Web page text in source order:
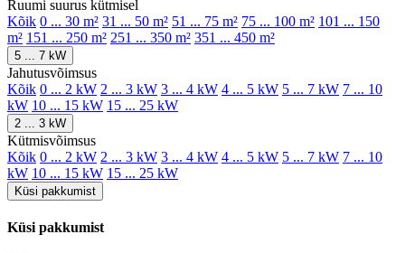
Ruumi suurus kütmisel
Kõik 0 ... 30 m² 31 ... 50 m² 51 ... 75 m² 75 ... 100 m² 101 ... 150
m² 151 ... 250 m² 251 ... 350 m² 351 ... 450 m²
5 ... 7 kW
Jahutusvõimsus
Kõik 0 ... 2 kW 2 ... 3 kW 3 ... 4 kW 4 ... 5 kW 5 ... 7 kW 7 ... 10
kW 10 ... 15 kW 15 ... 25 kW
2 ... 3 kW
Kütmisvõimsus
Kõik 0 ... 2 kW 2 ... 3 kW 3 ... 4 kW 4 ... 5 kW 5 ... 7 kW 7 ... 10
kW 10 ... 15 kW 15 ... 25 kW
Küsi pakkumist
Küsi pakkumist